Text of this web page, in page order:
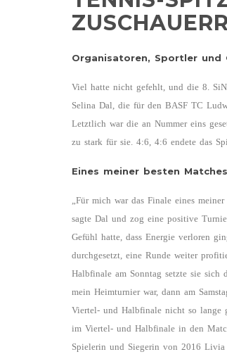
Organisatoren, Sportler und
Viel hatte nicht gefehlt, und die 8.
Selina Dal, die für den BASF TC
Letztlich war die an Nummer eins
zu stark für sie. 4:6, 4:6 endete das
Eines meiner besten Matches
„Für mich war das Finale eines
sagte Dal und zog eine positive
Gefühl hatte, dass Energie verloren
durchgesetzt, eine Runde weiter
Halbfinale am Sonntag setzte sie sich
mein Heimturnier war, dann am
Viertel- und Halbfinale nicht so lange
im Viertel- und Halbfinale in den
Spielerin und Siegerin von 2016